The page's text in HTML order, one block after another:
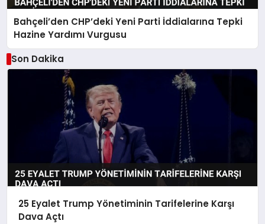
Bahçeli’den CHP’deki Yeni Parti İddialarına Tepki
Hazine Yardımı Vurgusu
Son Dakika
25 Eyalet Trump Yönetiminin Tarifelerine Karşı
Dava Açtı